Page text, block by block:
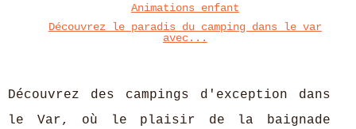
Animations enfant
Découvrez le paradis du camping dans le var
avec...
Découvrez des campings d'exception dans
le Var, où le plaisir de la baignade